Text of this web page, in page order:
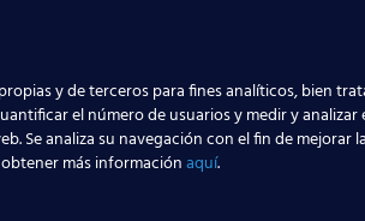
puedan realizar las actividades
para las que te
y de terceros para fines analíticos, bien
el número de usuarios y medir y
Se analiza su navegación con el fin de mejorar
más informaciónaquí.